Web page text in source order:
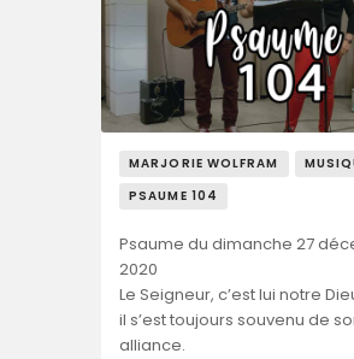
MARJORIE WOLFRAM
PSAUME 104
Psaume du dimanche 27
2020
Le Seigneur, c’est lui notre
il s’est toujours souvenu de
alliance.